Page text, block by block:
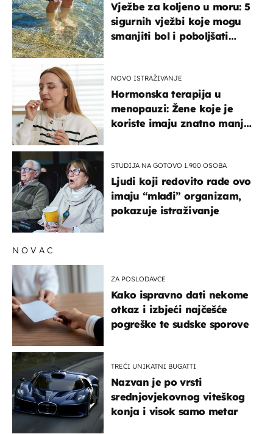
Vježbe za koljeno u moru: 5
sigurnih vježbi koje mogu
smanjiti bol i poboljšati
NOVO ISTRAŽIVANJE
Hormonska terapija u
menopauzi: Žene koje je
koriste imaju znatno manji
STUDIJA NA GOTOVO 1.900 OSOBA
Ljudi koji redovito rade ovo
imaju “mlađi” organizam,
pokazuje istraživanje
NOVAC
ZA POSLODAVCE
Kako ispravno dati nekome
otkaz i izbjeći najčešće
pogreške te sudske sporove
TREĆI UNIKATNI BUGATTI
Nazvan je po vrsti
srednjovjekovnog viteškog
konja i visok samo metar